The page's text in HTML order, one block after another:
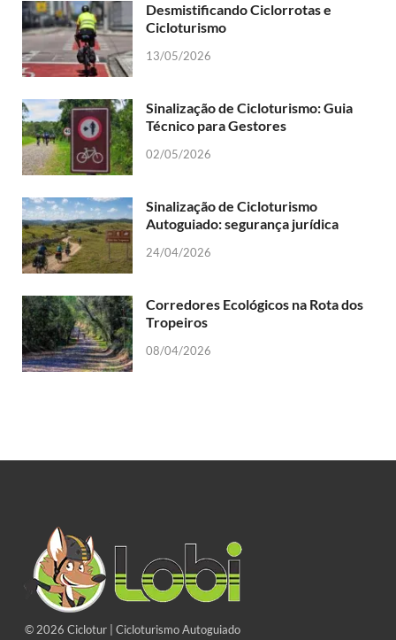
Desmistificando Ciclorrotas e
Cicloturismo
13/05/2026
Sinalização de Cicloturismo: Guia
Técnico para Gestores
02/05/2026
Sinalização de Cicloturismo
Autoguiado: segurança jurídica
24/04/2026
Corredores Ecológicos na Rota dos
Tropeiros
08/04/2026
© 2026 Ciclotur | Cicloturismo Autoguiado